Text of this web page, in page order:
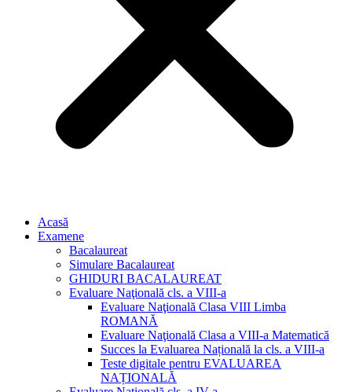
Acasă
Examene
Bacalaureat
Simulare Bacalaureat
GHIDURI BACALAUREAT
Evaluare Naţională cls. a VIII-a
Evaluare Naţională Clasa VIII Limba
ROMANĂ
Evaluare Naţională Clasa a VIII-a Matematică
Succes la Evaluarea Națională la cls. a VIII-a
Teste digitale pentru EVALUAREA
NAȚIONALĂ